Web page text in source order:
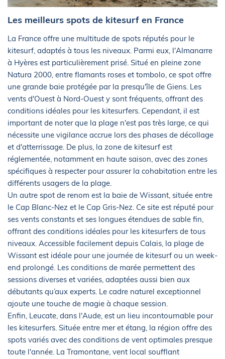
Les meilleurs spots de kitesurf en France
La France offre une multitude de spots réputés pour le
kitesurf, adaptés à tous les niveaux. Parmi eux, l'Almanarre
à Hyères est particulièrement prisé. Situé en pleine zone
Natura 2000, entre flamants roses et tombolo, ce spot offre
une grande baie protégée par la presqu'île de Giens. Les
vents d'Ouest à Nord-Ouest y sont fréquents, offrant des
conditions idéales pour les kitesurfers. Cependant, il est
important de noter que la plage n'est pas très large, ce qui
nécessite une vigilance accrue lors des phases de décollage
et d'atterrissage. De plus, la zone de kitesurf est
réglementée, notamment en haute saison, avec des zones
spécifiques à respecter pour assurer la cohabitation entre les
différents usagers de la plage.
Un autre spot de renom est la baie de Wissant, située entre
le Cap Blanc-Nez et le Cap Gris-Nez. Ce site est réputé pour
ses vents constants et ses longues étendues de sable fin,
offrant des conditions idéales pour les kitesurfers de tous
niveaux. Accessible facilement depuis Calais, la plage de
Wissant est idéale pour une journée de kitesurf ou un week-
end prolongé. Les conditions de marée permettent des
sessions diverses et variées, adaptées aussi bien aux
débutants qu’aux experts. Le cadre naturel exceptionnel
ajoute une touche de magie à chaque session.
Enfin, Leucate, dans l'Aude, est un lieu incontournable pour
les kitesurfers. Située entre mer et étang, la région offre des
spots variés avec des conditions de vent optimales presque
toute l'année. La Tramontane, vent local soufflant